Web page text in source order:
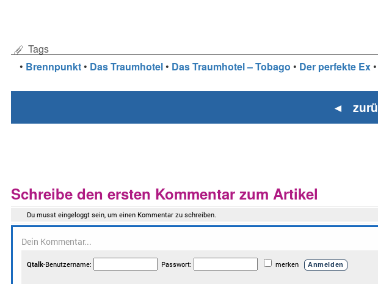
Tags
• Brennpunkt • Das Traumhotel • Das Traumhotel – Tobago • Der perfekte Ex •
◄
Schreibe den ersten Kommentar zum Artikel